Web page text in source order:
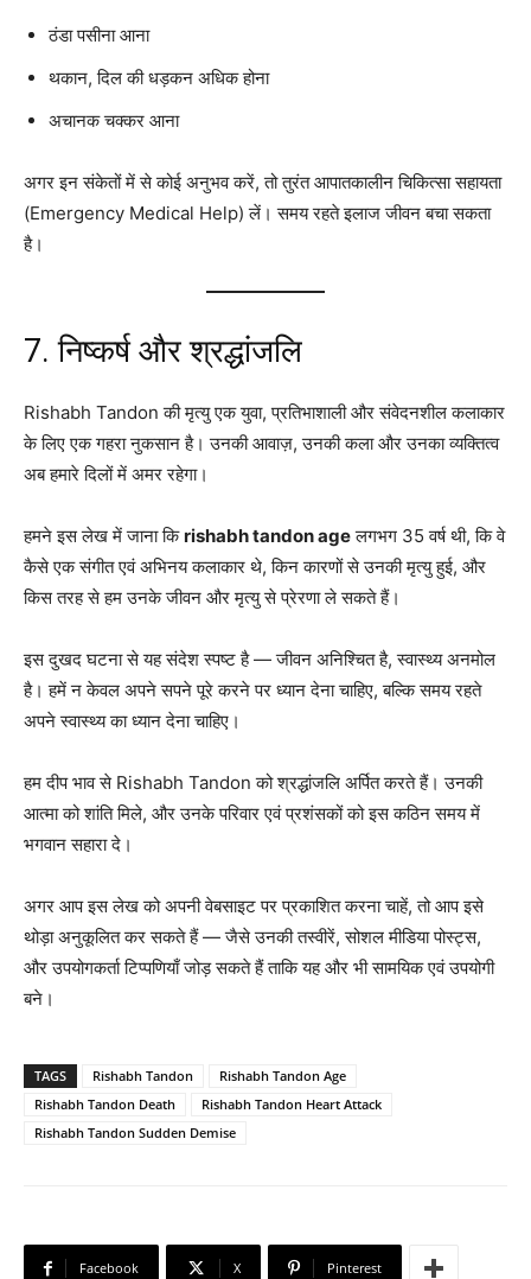
ठंडा पसीना आना
थकान, दिल की धड़कन अधिक होना
अचानक चक्कर आना
अगर इन संकेतों में से कोई अनुभव करें, तो तुरंत आपातकालीन चिकित्सा सहायता
(Emergency Medical Help) लें। समय रहते इलाज जीवन बचा सकता
है।
7. निष्कर्ष और श्रद्धांजलि
Rishabh Tandon की मृत्यु एक युवा, प्रतिभाशाली और संवेदनशील कलाकार
के लिए एक गहरा नुकसान है। उनकी आवाज़, उनकी कला और उनका व्यक्तित्व
अब हमारे दिलों में अमर रहेगा।
हमने इस लेख में जाना किrishabh tandon ageलगभग 35 वर्ष थी, कि वे
कैसे एक संगीत एवं अभिनय कलाकार थे, किन कारणों से उनकी मृत्यु हुई, और
किस तरह से हम उनके जीवन और मृत्यु से प्रेरणा ले सकते हैं।
इस दुखद घटना से यह संदेश स्पष्ट है — जीवन अनिश्चित है, स्वास्थ्य अनमोल
है। हमें न केवल अपने सपने पूरे करने पर ध्यान देना चाहिए, बल्कि समय रहते
अपने स्वास्थ्य का ध्यान देना चाहिए।
हम दीप भाव से Rishabh Tandon को श्रद्धांजलि अर्पित करते हैं। उनकी
आत्मा को शांति मिले, और उनके परिवार एवं प्रशंसकों को इस कठिन समय में
भगवान सहारा दे।
अगर आप इस लेख को अपनी वेबसाइट पर प्रकाशित करना चाहें, तो आप इसे
थोड़ा अनुकूलित कर सकते हैं — जैसे उनकी तस्वीरें, सोशल मीडिया पोस्ट्स,
और उपयोगकर्ता टिप्पणियाँ जोड़ सकते हैं ताकि यह और भी सामयिक एवं उपयोगी
बने।
TAGS Rishabh Tandon
Rishabh Tandon Age
Rishabh Tandon Death
Rishabh Tandon Heart Attack
Rishabh Tandon Sudden Demise
Facebook X Pinterest